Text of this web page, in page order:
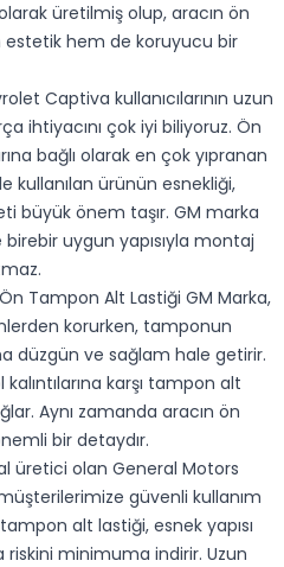
üretilmiş olup, aracın ön
hem de koruyucu bir
Captiva kullanıcılarının uzun
ihtiyacını çok iyi biliyoruz. Ön
bağlı olarak en çok yıpranan
kullanılan ürünün esnekliği,
büyük önem taşır. GM marka
uygun yapısıyla montaj
Tampon Alt Lastiği GM Marka,
korurken, tamponun
düzgün ve sağlam hale getirir.
karşı tampon alt
Aynı zamanda aracın ön
bir detaydır.
üretici olan General Motors
güvenli kullanım
alt lastiği, esnek yapısı
riskini minimuma indirir. Uzun